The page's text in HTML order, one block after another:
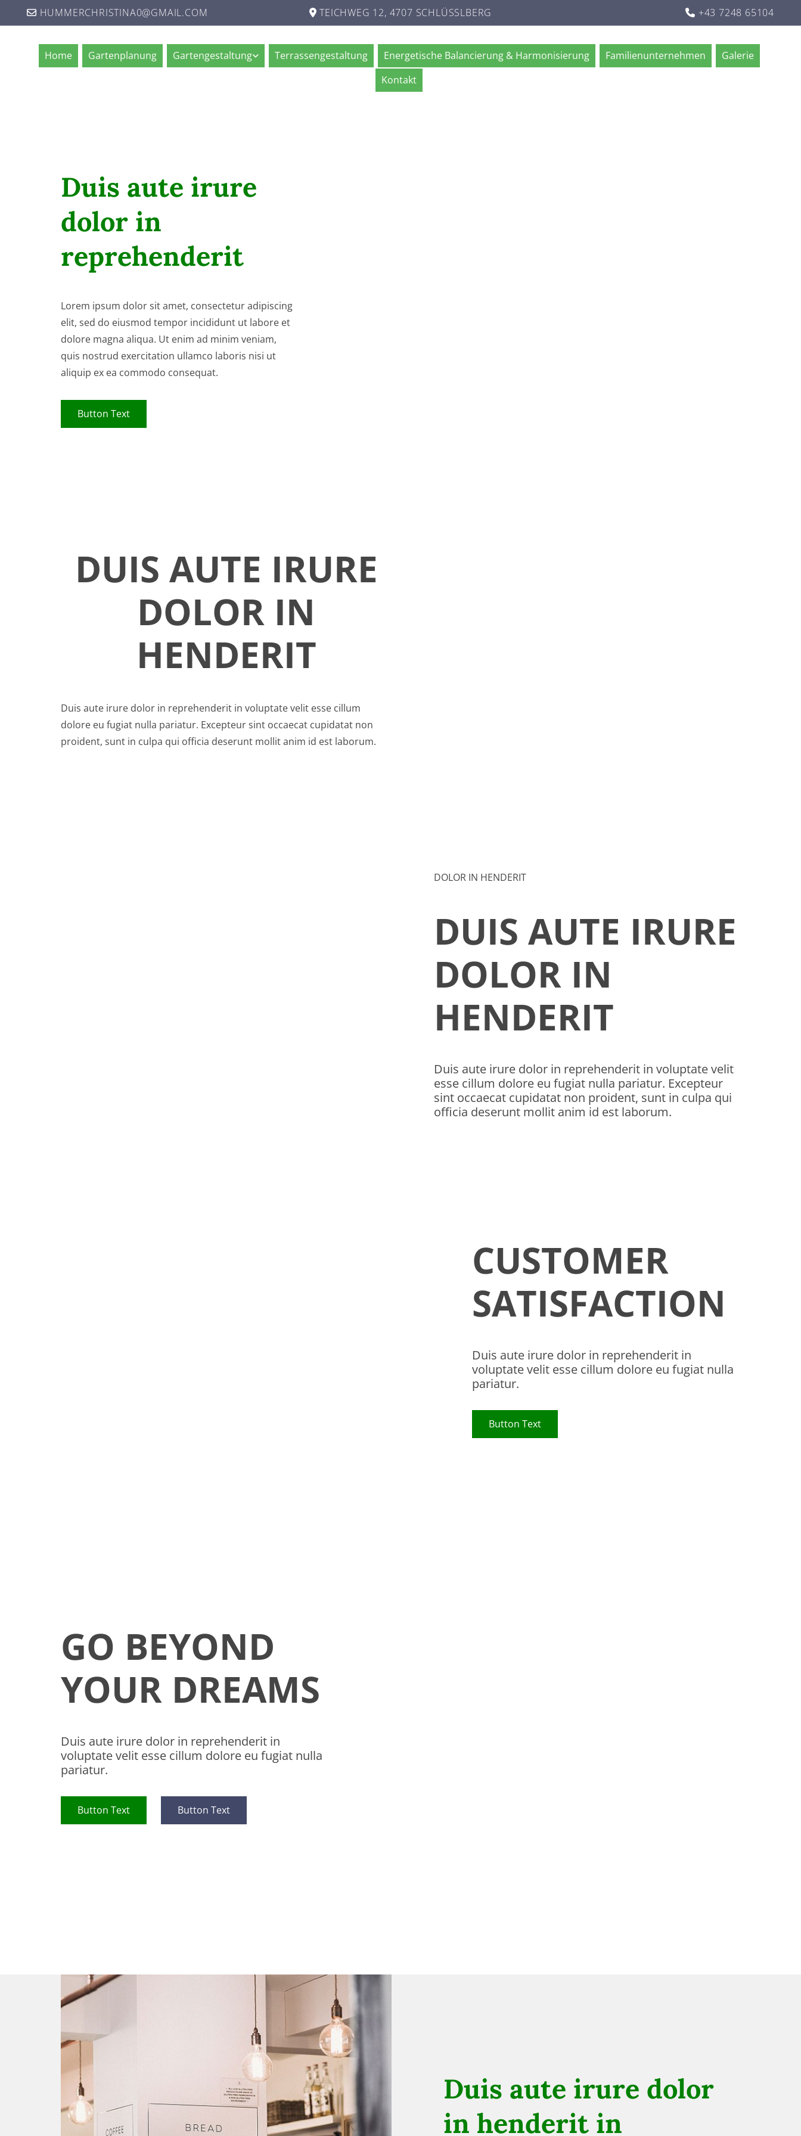
 HUMMERCHRISTINA0@GMAIL.COM  TEICHWEG 12, 4707 SCHLÜSSLBERG  +43 7248 65104
Home Gartenplanung Gartengestaltung Terrassengestaltung Energetische Balancierung & Harmonisierung Familienunternehmen
Galerie
Kontakt
Duis aute irure
dolor in
reprehenderit
Lorem ipsum dolor sit amet, consectetur adipiscing
elit, sed do eiusmod tempor incididunt ut labore et
dolore magna aliqua. Ut enim ad minim veniam,
quis nostrud exercitation ullamco laboris nisi ut
aliquip ex ea commodo consequat.
Button Text
DUIS AUTE IRURE
DOLOR IN
HENDERIT
Duis aute irure dolor in reprehenderit in voluptate velit esse cillum
dolore eu fugiat nulla pariatur. Excepteur sint occaecat cupidatat non
proident, sunt in culpa qui officia deserunt mollit anim id est laborum.
DOLOR IN HENDERIT
DUIS AUTE IRURE
DOLOR IN
HENDERIT
Duis aute irure dolor in reprehenderit in voluptate velit
esse cillum dolore eu fugiat nulla pariatur. Excepteur
sint occaecat cupidatat non proident, sunt in culpa qui
officia deserunt mollit anim id est laborum.
CUSTOMER
SATISFACTION
Duis aute irure dolor in reprehenderit in
voluptate velit esse cillum dolore eu fugiat nulla
pariatur.
Button Text
GO BEYOND
YOUR DREAMS
Duis aute irure dolor in reprehenderit in
voluptate velit esse cillum dolore eu fugiat nulla
pariatur.
Button Text Button Text
Duis aute irure dolor
in henderit in